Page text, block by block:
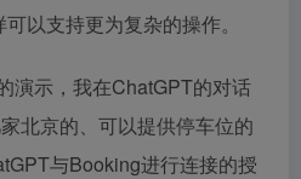
以支持更为复杂的操作。
演示，我在ChatGPT的对话
北京的、可以提供停车位的
与Booking进行连接的授